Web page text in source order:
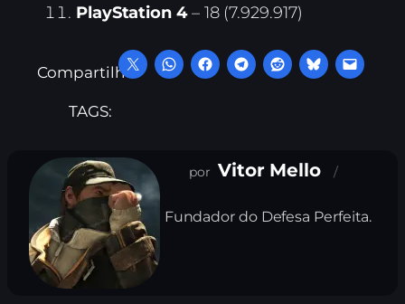
PlayStation 4– 18 (7.929.917)
Compartilhe:
TAGS:
Vitor Mello
Fundador do Defesa Perfeita.